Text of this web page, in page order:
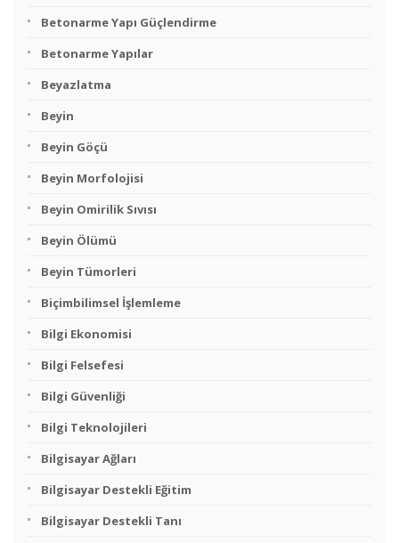
Betonarme Yapı Güçlendirme
Betonarme Yapılar
Beyazlatma
Beyin
Beyin Göçü
Beyin Morfolojisi
Beyin Omirilik Sıvısı
Beyin Ölümü
Beyin Tümorleri
Biçimbilimsel İşlemleme
Bilgi Ekonomisi
Bilgi Felsefesi
Bilgi Güvenliği
Bilgi Teknolojileri
Bilgisayar Ağları
Bilgisayar Destekli Eğitim
Bilgisayar Destekli Tanı